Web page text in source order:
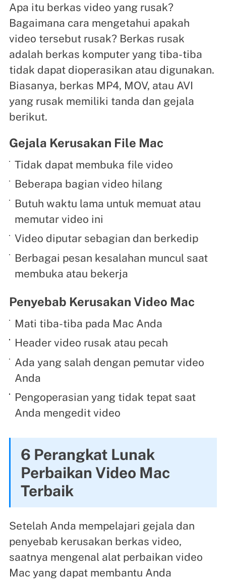
Apa itu berkas video yang rusak?
Bagaimana cara mengetahui apakah
video tersebut rusak? Berkas rusak
adalah berkas komputer yang tiba-tiba
tidak dapat dioperasikan atau digunakan.
Biasanya, berkas MP4, MOV, atau AVI
yang rusak memiliki tanda dan gejala
berikut.
Gejala Kerusakan File Mac
Tidak dapat membuka file video
Beberapa bagian video hilang
Butuh waktu lama untuk memuat atau
memutar video ini
Video diputar sebagian dan berkedip
Berbagai pesan kesalahan muncul saat
membuka atau bekerja
Penyebab Kerusakan Video Mac
Mati tiba-tiba pada Mac Anda
Header video rusak atau pecah
Ada yang salah dengan pemutar video
Anda
Pengoperasian yang tidak tepat saat
Anda mengedit video
6 Perangkat Lunak
Perbaikan Video Mac
Terbaik
Setelah Anda mempelajari gejala dan
penyebab kerusakan berkas video,
saatnya mengenal alat perbaikan video
Mac yang dapat membantu Anda